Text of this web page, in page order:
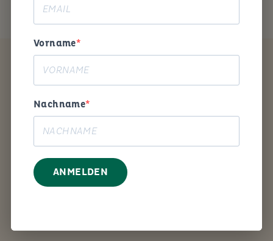
Mit den richtigen Fragen unterstütze ich Sie Schritt
Vorname
Nachname
ANMELDEN